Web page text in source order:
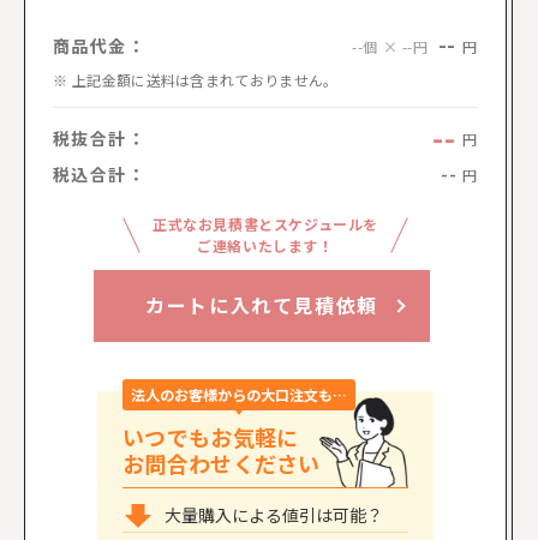
商品代金： --個 × --円 -- 円
上記金額に送料は含まれておりません。
税抜合計： -- 円
税込合計： -- 円
正式なお見積書とスケジュールを
ご連絡いたします！
カートに入れて見積依頼
法人のお客様からの大口注文も…
いつでもお気軽に
お問合わせください
大量購入による値引は可能？